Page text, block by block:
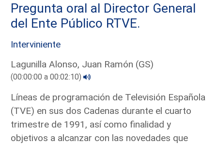
Pregunta oral al Director General
del Ente Público RTVE.
Interviniente
Lagunilla Alonso, Juan Ramón (GS)
(00:00:00 a 00:02:10)
Líneas de programación de Televisión Española
(TVE) en sus dos Cadenas durante el cuarto
trimestre de 1991, así como finalidad y
objetivos a alcanzar con las novedades que